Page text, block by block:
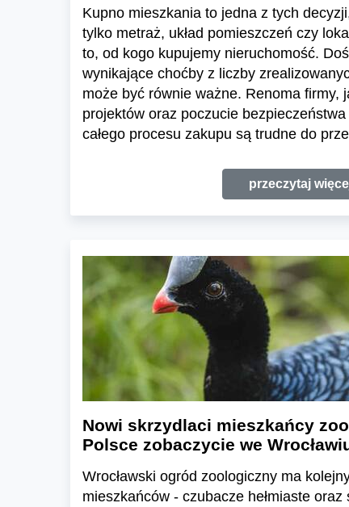
Kupno mieszkania to jedna z tych
tylko metraż, układ pomieszczeń czy
to, od kogo kupujemy nieruchomość.
wynikające choćby z liczby
może być równie ważne. Renoma firmy,
projektów oraz poczucie
całego procesu zakupu są trudne do
przeczytaj
Nowi skrzydlaci mieszkańcy
Polsce zobaczycie we
Wrocławski ogród zoologiczny ma
mieszkańców - czubacze hełmiaste oraz